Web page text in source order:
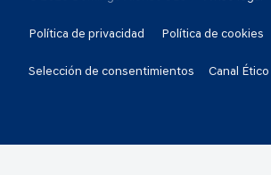
Política de privacidad Política de cookies
Selección de consentimientos Canal Ético